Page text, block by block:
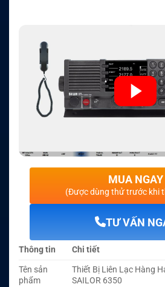
MUA NGAY
(Được dùng thử trước khi
TƯ VẤN
Thông tin
Chi tiết
Tên sản
phẩm
Thiết Bị Liên Lạc Hàng
SAILOR 6350